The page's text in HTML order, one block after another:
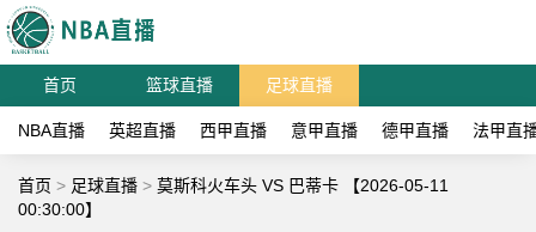
首页 篮球直播 足球直播
NBA直播 英超直播 西甲直播 意甲直播 德甲直播 法甲直
首页 > 足球直播 > 莫斯科火车头 VS 巴蒂卡 【2026-05-11
00:30:00】